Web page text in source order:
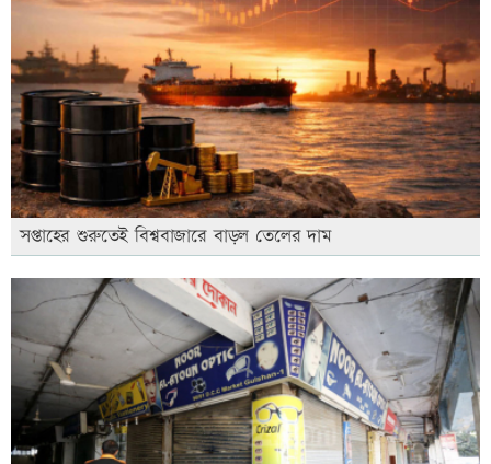
সপ্তাহের শুরুতেই বিশ্ববাজারে বাড়ল তেলের দাম